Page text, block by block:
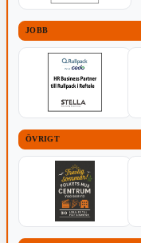
JOBB
ÖVRIGT